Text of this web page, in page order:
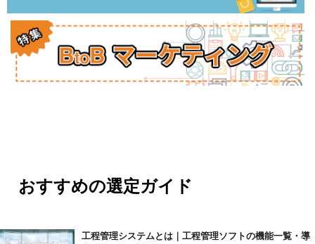
おすすめの選定ガイド
工程管理システムとは｜工程管理ソフトの機能一覧・導